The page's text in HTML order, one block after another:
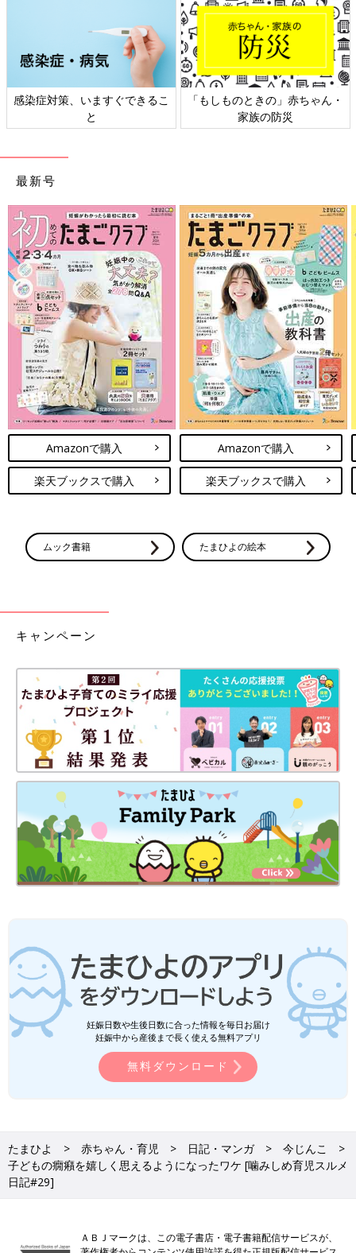
ものときの」赤ちゃん・
日本外来小児科学会リーフレッ
ト検討会
六星
最新号
Amazonで購入
楽天ブックスで購入
Amazonで購入
楽天ブックスで購入
ムック書籍 たまひよの絵本
キャンペーン
妊娠日数や生後日数に合った情報を毎日お届け
妊娠中から産後まで長く使える無料アプリ
無料ダウンロード
たまひよ 赤ちゃん・育児 日記・マンガ
今じんこ
子どもの癇癪を嬉しく思えるようになったワケ [噛みしめ育児スルメ
日記#29]
ＡＢＪマークは、この電子書店・電子書籍配信サービスが、